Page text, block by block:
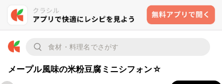
メープル風味の米粉豆腐ミニシフォン☆